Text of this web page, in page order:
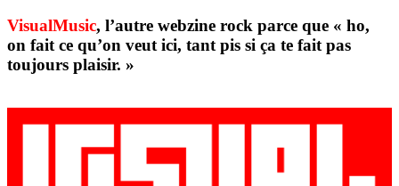
VisualMusic, l’autre webzine rock parce que « ho,
on fait ce qu’on veut ici, tant pis si ça te fait pas
toujours plaisir. »